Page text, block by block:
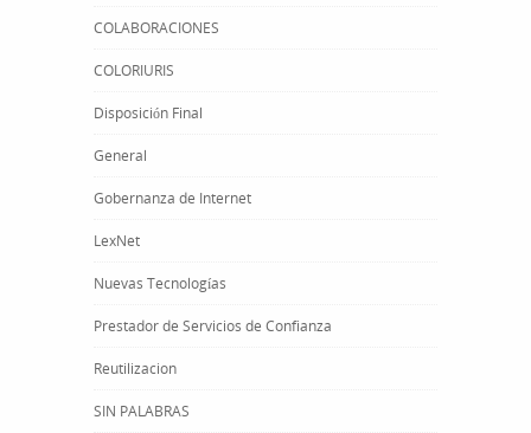
COLABORACIONES
COLORIURIS
Disposición Final
General
Gobernanza de Internet
LexNet
Nuevas Tecnologías
Prestador de Servicios de Confianza
Reutilizacion
SIN PALABRAS